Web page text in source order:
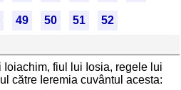
49 50 51
52
Ioiachim, fiul lui Iosia, regele lui
către Ieremia cuvântul acesta: